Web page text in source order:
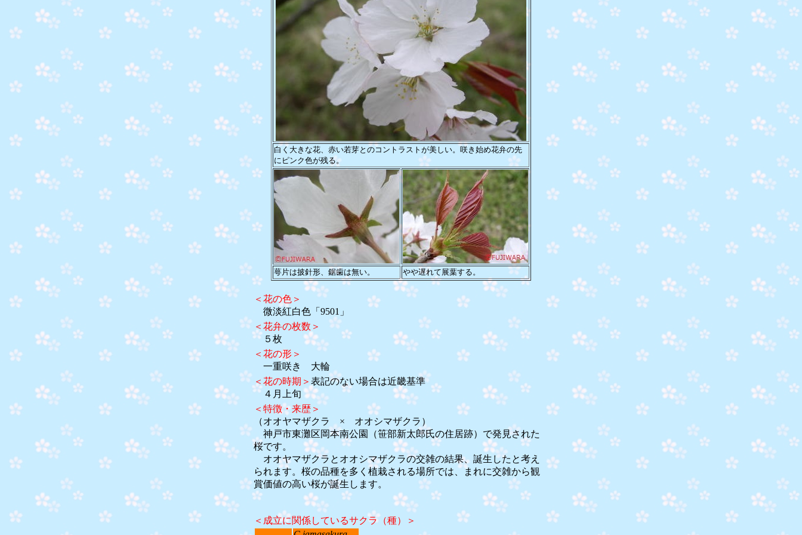
白く大きな花、赤い若芽とのコントラストが美しい。咲き始め花弁の先
にピンク色が残る。
萼片は披針形、鋸歯は無い。 やや遅れて展葉する。
＜花の色＞
微淡紅白色「9501」
＜花弁の枚数＞
５枚
＜花の形＞
一重咲き 大輪
＜花の時期＞ 表記のない場合は近畿基準
４月上旬
＜特徴・来歴＞
（オオヤマザクラ × オオシマザクラ）
神戸市東灘区岡本南公園（笹部新太郎氏の住居跡）で発見された
桜です。
オオヤマザクラとオオシマザクラの交雑の結果、誕生したと考え
られます。桜の品種を多く植栽される場所では、まれに交雑から観
賞価値の高い桜が誕生します。
＜成立に関係しているサクラ（種）＞